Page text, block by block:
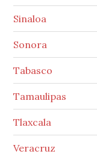
Sinaloa
Sonora
Tabasco
Tamaulipas
Tlaxcala
Veracruz